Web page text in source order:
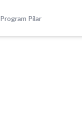
Program Pilar